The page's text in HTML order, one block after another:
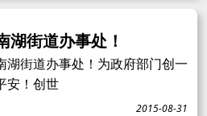
街道办事处！
湖街道办事处！为政府部门创一
安！创世
2015-08-31